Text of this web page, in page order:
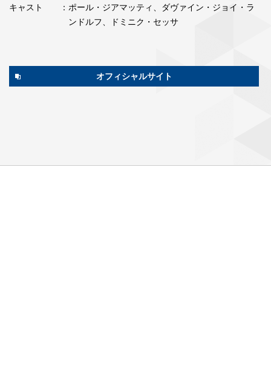
キャスト
：ポール・ジアマッティ、ダヴァイン・ジョイ・ラ
ンドルフ、ドミニク・セッサ
オフィシャルサイト